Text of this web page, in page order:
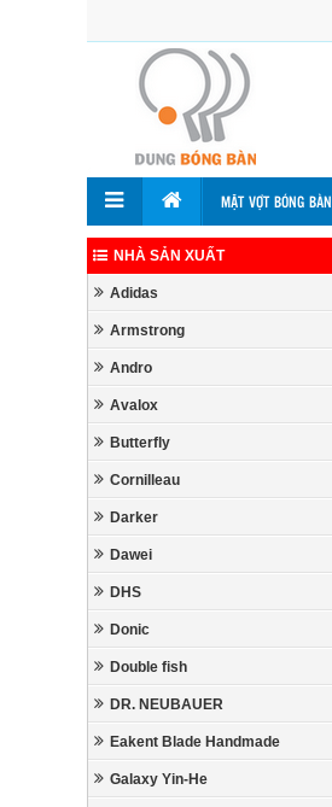
MẶT VỢT BÓNG BÀN
NHÀ SẢN XUẤT
Adidas
Armstrong
Andro
Avalox
Butterfly
Cornilleau
Darker
Dawei
DHS
Donic
Double fish
DR. NEUBAUER
Eakent Blade Handmade
Galaxy Yin-He